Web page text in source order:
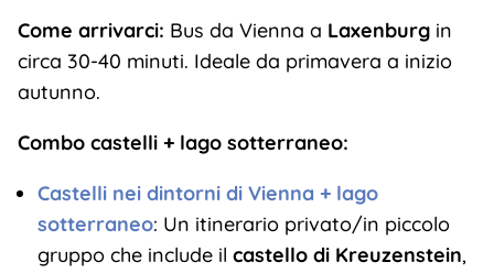
Come arrivarci: Bus da Vienna a Laxenburgin
circa 30-40 minuti. Ideale da primavera a inizio
autunno.
Combo castelli + lago sotterraneo:
Castelli nei dintorni di Vienna + lago
sotterraneo: Un itinerario privato/in piccolo
gruppo che include il castello di Kreuzenstein,